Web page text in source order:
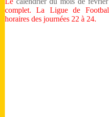
complet. La Ligue de
horaires des journées 22 à 24.